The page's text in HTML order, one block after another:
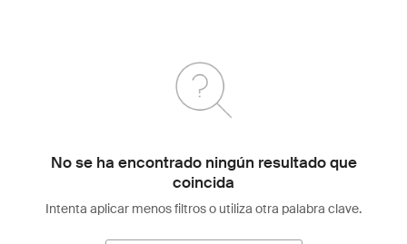
No se ha encontrado ningún resultado que
coincida
Intenta aplicar menos filtros o utiliza otra palabra clave.